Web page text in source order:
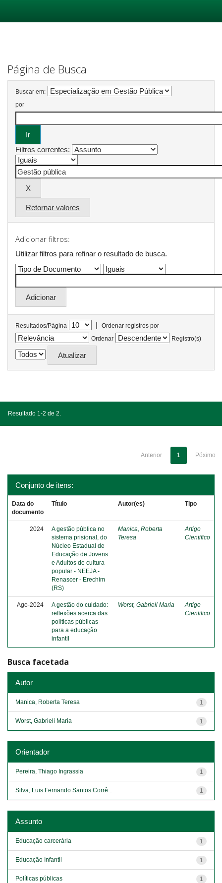
Página de Busca
Buscar em:
por
Filtros correntes:
Retornar valores
Adicionar filtros:
Utilizar filtros para refinar o resultado de busca.
Resultados/Página |
Ordenar registros por
Ordenar
Registro(s)
Resultado 1-2 de 2.
Anterior 1 Póximo
Conjunto de itens:
Data do
documento
Título Autor(es) Tipo
2024
A gestão pública no
sistema prisional, do
Núcleo Estadual de
Educação de Jovens
e Adultos de cultura
popular - NEEJA -
Renascer - Erechim
(RS)
Manica, Roberta
Teresa
Artigo
Cientifico
Ago-2024
A gestão do cuidado:
reflexões acerca das
políticas públicas
para a educação
infantil
Worst, Gabrieli Maria
Artigo
Cientifico
Busca facetada
Autor
1
Manica, Roberta Teresa
1
Worst, Gabrieli Maria
Orientador
1
Pereira, Thiago Ingrassia
1
Silva, Luis Fernando Santos Corrê...
Assunto
1
Educação carcerária
1
Educação Infantil
1
Políticas públicas